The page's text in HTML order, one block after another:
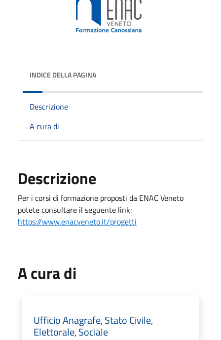
INDICE DELLA PAGINA
Descrizione
A cura di
Descrizione
Per i corsi di formazione proposti da ENAC Veneto
potete consultare il seguente link:
https://www.enacveneto.it/progetti
A cura di
Ufficio Anagrafe, Stato Civile,
Elettorale, Sociale